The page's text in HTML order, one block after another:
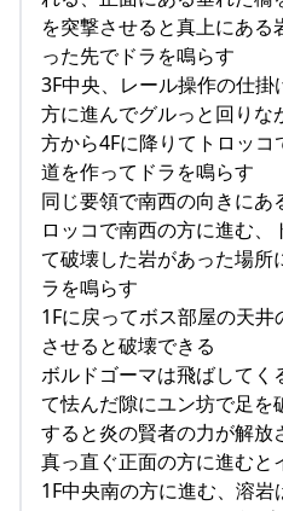
を突撃させると真上にあ
った先でドラを鳴らす
3F中央、レール操作の仕
方に進んでグルっと回りな
方から4Fに降りてトロッ
道を作ってドラを鳴らす
同じ要領で南西の向きにあ
ロッコで南西の方に進む、
て破壊した岩があった場所
ラを鳴らす
1Fに戻ってボス部屋の天
させると破壊できる
ボルドゴーマは飛ばしてく
て怯んだ隙にユン坊で足を
すると炎の賢者の力が解放
真っ直ぐ正面の方に進むと
1F中央南の方に進む、溶岩